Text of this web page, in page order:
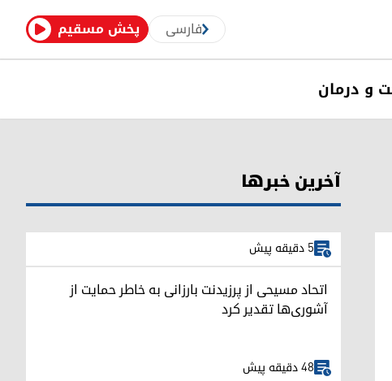
پخش مسقیم فارسی
و درمان
آخرین خبرها
5 دقیقه پیش
اتحاد مسیحی از پرزیدنت بارزانی به خاطر حمایت از
آشوری‌ها تقدیر کرد
48 دقیقه پیش